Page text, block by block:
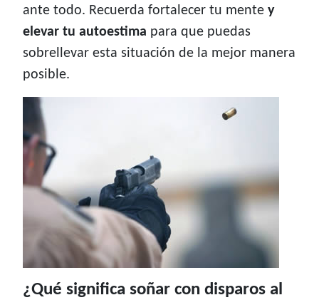
ante todo. Recuerda fortalecer tu mente y
elevar tu autoestima para que puedas
sobrellevar esta situación de la mejor manera
posible.
¿Qué significa soñar con disparos al